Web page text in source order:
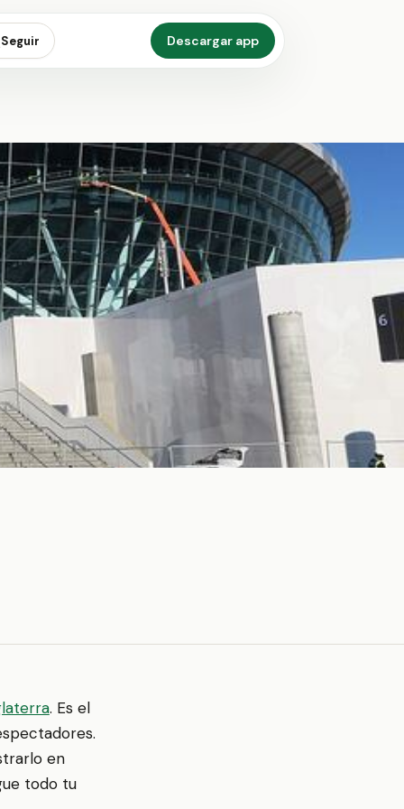
Seguir Descargar app
. Es el
en
todo tu